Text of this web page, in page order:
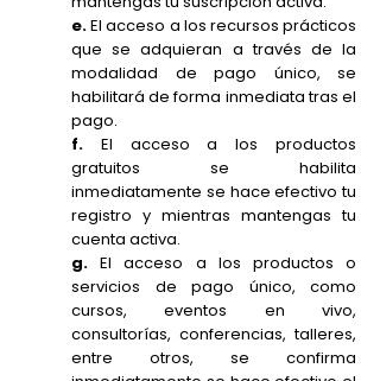
e.El acceso a los recursos prácticos
que se adquieran a través de la
modalidad de pago único, se
habilitará de forma inmediata tras el
pago.
f. El acceso a los productos
gratuitos se habilita
inmediatamente se hace efectivo tu
registro y mientras mantengas tu
cuenta activa.
g. El acceso a los productos o
servicios de pago único, como
cursos, eventos en vivo,
consultorías, conferencias, talleres,
entre otros, se confirma